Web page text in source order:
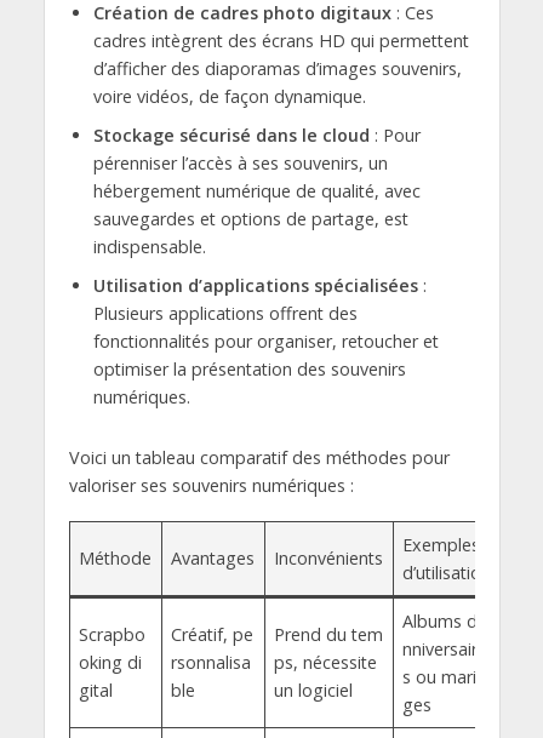
Création de cadres photo digitaux: Ces
cadres intègrent des écrans HD qui permettent
d’afficher des diaporamas d’images souvenirs,
voire vidéos, de façon dynamique.
Stockage sécurisé dans le cloud : Pour
pérenniser l’accès à ses souvenirs, un
hébergement numérique de qualité, avec
sauvegardes et options de partage, est
indispensable.
Utilisation d’applications spécialisées:
Plusieurs applications offrent des
fonctionnalités pour organiser, retoucher et
optimiser la présentation des souvenirs
numériques.
Voici un tableau comparatif des méthodes pour
valoriser ses souvenirs numériques :
Méthode Avantages Inconvénients
Exemples
d’utilisation
Scrapbo
oking di
gital
Créatif, pe
rsonnalisa
ble
Prend du tem
ps, nécessite
un logiciel
Albums d’a
nniversaire
s ou maria
ges